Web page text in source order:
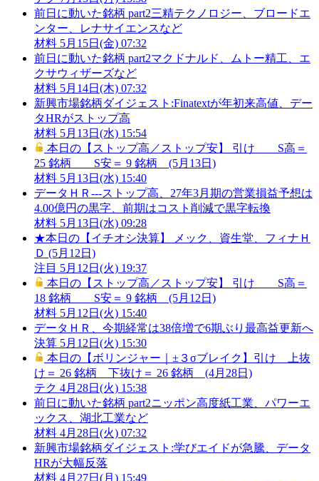
前日に動いた銘柄 part2三精テクノロジー、ブロードエ
ンター、レナサイエンスなど
材料 5月15日(金) 07:32
前日に動いた銘柄 part2マクドナルド、ムトー精工、エ
クサウィザーズなど
材料 5月14日(木) 07:32
新興市場銘柄ダイジェスト:Finatextが年初来高値、デー
タHRがストップ高
材料 5月13日(水) 15:54
本日の【ストップ高／ストップ安】 引け S高＝
25 銘柄 S安＝ 9 銘柄 (5月13日)
材料 5月13日(水) 15:40
データＨＲ---ストップ高、27年3月期の営業損益予想は
4.00億円の黒字、前期はコスト削減で黒字転換
材料 5月13日(水) 09:28
★本日の【イチオシ決算】 メック、資生堂、フィナＨ
Ｄ (5月12日)
注目 5月12日(火) 19:37
本日の【ストップ高／ストップ安】 引け S高＝
18 銘柄 S安＝ 9 銘柄 (5月12日)
材料 5月12日(火) 15:40
データＨＲ、今期経常は38倍増で6期ぶり最高益更新へ
決算 5月12日(火) 15:30
本日の【ボリンジャー｜±３σブレイク】引け 上抜
け＝ 26 銘柄 下抜け＝ 26 銘柄 (4月28日)
テク 4月28日(火) 15:38
前日に動いた銘柄 part2ニッポン高度紙工業、パワーエ
ックス、湖北工業など
材料 4月28日(火) 07:32
新興市場銘柄ダイジェスト:学びエイドが急騰、データ
HRが大幅反落
材料 4月27日(月) 15:49